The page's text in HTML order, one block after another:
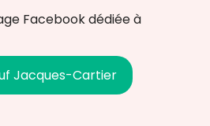
Facebook dédiée à
Jacques-Cartier